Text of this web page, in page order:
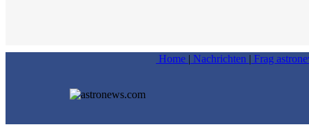
Home | Nachrichten | Frag